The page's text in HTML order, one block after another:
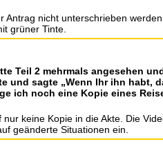
nicht unterschrieben
grüner Tinte.
Teil 2 mehrmals angesehen
und sagte „Wenn Ihr ihn habt,
ich noch eine Kopie eines
keine Kopie in die Akte. Die
geänderte Situationen ein.